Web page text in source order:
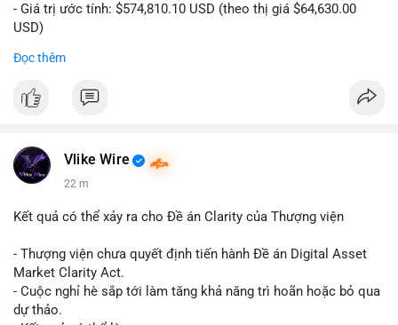
- Giá trị ước tính: $574,810.10 USD (theo thị giá $64,630.00
USD)
triệu USD được di chuyển trong một giao dịch duy nhất cho
động này nghiêng về khả năng chuyển đến ví lạnh để tích trữ
dài hạn hơn là bán tháo, bởi nếu muốn thanh khoản ngay, cá
một phần nhỏ khối lượng này vẫn có thể được dùng để đặt
Lời khuyên: Nhà đầu tư nhỏ lẻ nên theo dõi thêm các giao dịch
tiếp theo từ cùng một địa chỉ nguồn để xác định rõ xu hướng.
Không nên hành động vội vàng dựa trên một giao dịch đơn lẻ,
Đọc thêm
Vlike Wire
22 m
Kết quả có thể xảy ra cho Đề án Clarity của Thượng viện
- Thượng viện chưa quyết định tiến hành Đề án Digital Asset
Market Clarity Act.
- Cuộc nghỉ hè sắp tới làm tăng khả năng trì hoãn hoặc bỏ qua
dự thảo.